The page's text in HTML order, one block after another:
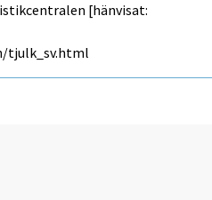
[hänvisat: